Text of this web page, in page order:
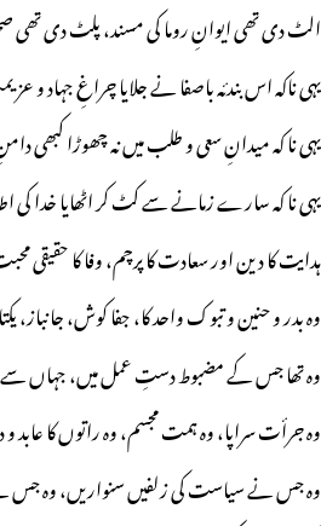
الٹ دی تھی ایوانِ روما کی مسند، پلٹ دی تھی
یہی ناکہ اس بندئہ باصفا نے جلایا چراغِ جہاد و
یہی نا کہ میدانِ سعی و طلب میں نہ چھوڑا کبھی
یہی نا کہ سارے زمانے سے کٹ کر اٹھایا خدا کی
ہدایت کا دین اور سعادت کا پرچم، وفا کا حقیقی
وہ بدر و حنین و تبوک واحد کا، جفا کوش، جانباز،
وہ تھا جس کے مضبوط دستِ عمل میں، جہاں سے
وہ جرأت سراپا، وہ ہمت مجسم، وہ راتوں کا عابد
وہ جس نے سیاست کی زلفیں سنواریں، وہ جس